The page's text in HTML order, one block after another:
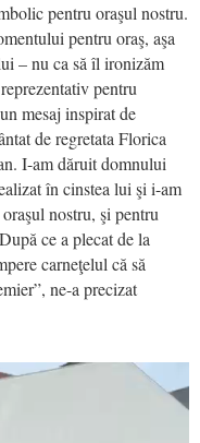
pentru oraşul nostru.
pentru oraş, aşa
– nu ca să îl ironizăm
pentru
mesaj inspirat de
de regretata Florica
I-am dăruit domnului
în cinstea lui şi i-am
nostru, şi pentru
ce a plecat de la
carneţelul că să
ne-a precizat